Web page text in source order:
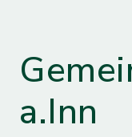
a.Inn